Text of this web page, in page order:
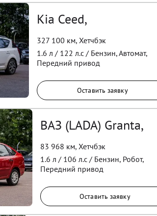
Kia Ceed,
327 100 км,Хетчбэк
1.6 л / 122 л.с / Бензин,Автомат,
Передний привод
Оставить заявку
ВАЗ (LADA) Granta,
83 968 км, Хетчбэк
1.6 л / 106 л.с / Бензин, Робот,
Передний привод
Оставить заявку